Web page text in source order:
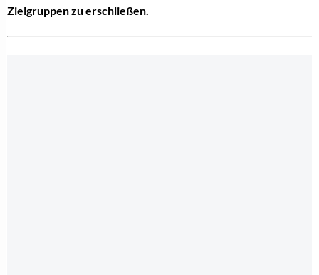
Zielgruppen zu erschließen.